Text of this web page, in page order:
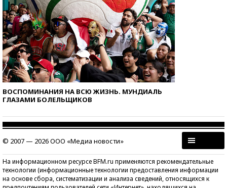
ВОСПОМИНАНИЯ НА ВСЮ ЖИЗНЬ. МУНДИАЛЬ
ГЛАЗАМИ БОЛЕЛЬЩИКОВ
© 2007 — 2026 ООО «Медиа новости»
На информационном ресурсе BFM.ru применяются рекомендательные
технологии (информационные технологии предоставления информации
на основе сбора, систематизации и анализа сведений, относящихся к